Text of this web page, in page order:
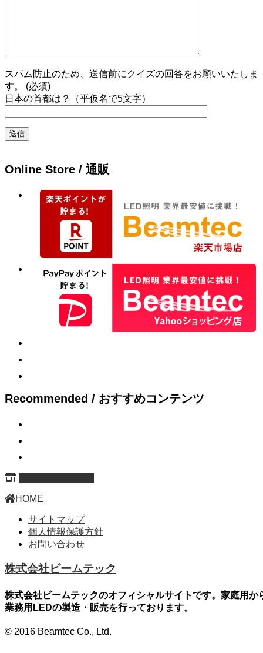
スパム防止のため、送信前にクイズの回答をお願いいたしま
す。 (必須)
日本の首都は？（平仮名で5文字）
Online Store / 通販
Recommended / おすすめコンテンツ
HOME
サイトマップ
個人情報保護方針
お問い合わせ
株式会社ビームテック
株式会社ビームテックのオフィシャルサイトです。家庭用か
業務用LEDの製造・販売を行っております。
© 2016 Beamtec Co., Ltd.